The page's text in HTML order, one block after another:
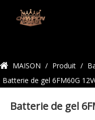
MAISON / Produit /
Batterie de gel 6FM60G
Batterie de gel